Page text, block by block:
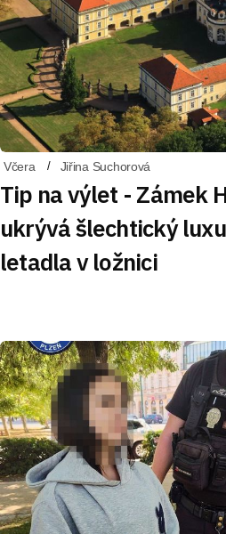
Včera Jiřina Suchorová
Tip na výlet - Zámek
ukrývá šlechtický
letadla v ložnici